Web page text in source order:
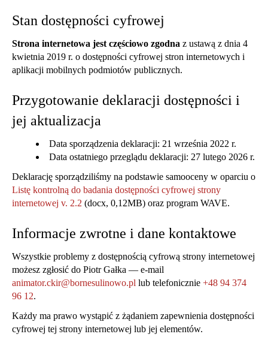
Stan dostępności cyfrowej
Strona internetowa jest częściowo zgodna z ustawą z dnia 4
kwietnia 2019 r. o dostępności cyfrowej stron internetowych i
aplikacji mobilnych podmiotów publicznych.
Przygotowanie deklaracji dostępności i
jej aktualizacja
Data sporządzenia deklaracji: 21 września 2022 r.
Data ostatniego przeglądu deklaracji: 27 lutego 2026 r.
Deklarację sporządziliśmy na podstawie samooceny w oparciu o
Listę kontrolną do badania dostępności cyfrowej strony
internetowej v. 2.2 (docx, 0,12MB) oraz program WAVE.
Informacje zwrotne i dane kontaktowe
Wszystkie problemy z dostępnością cyfrową strony internetowej
możesz zgłosić do Piotr Gałka — e-mail
animator.ckir@bornesulinowo.pl lub telefonicznie +48 94 374
96 12.
Każdy ma prawo wystąpić z żądaniem zapewnienia dostępności
cyfrowej tej strony internetowej lub jej elementów.